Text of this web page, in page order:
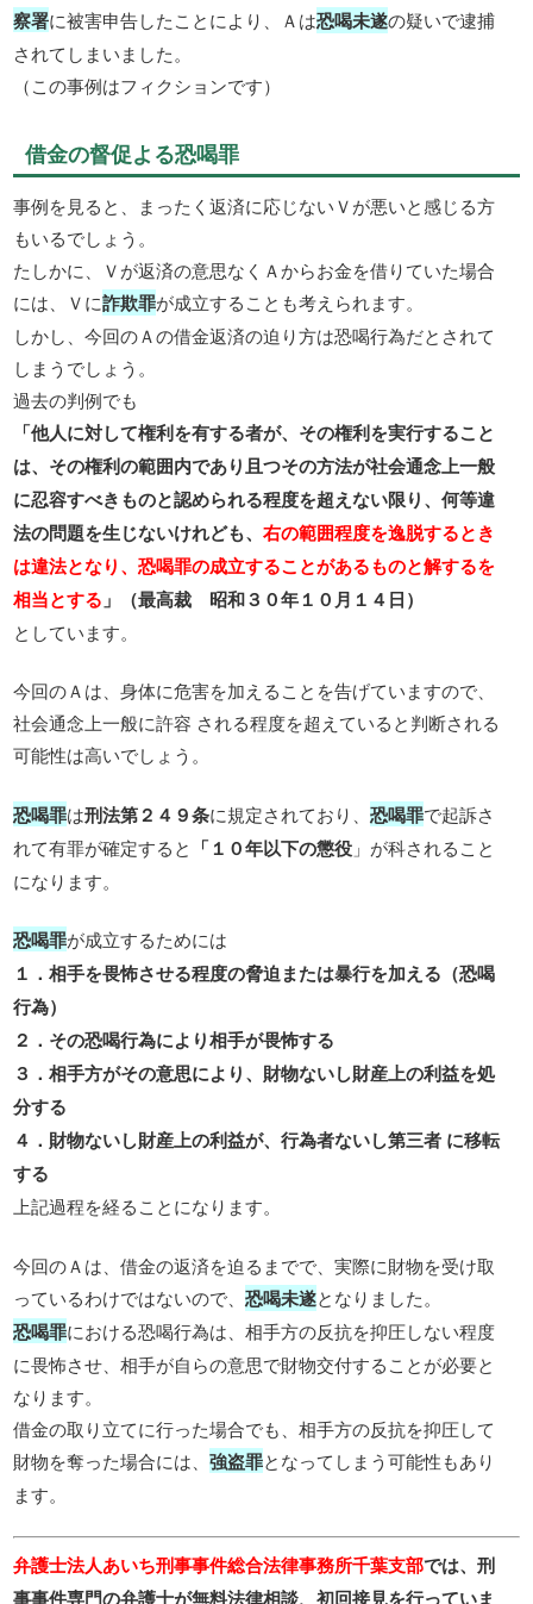
察署に被害申告したことにより、Ａは恐喝未遂の疑いで逮捕
されてしまいました。
（この事例はフィクションです）
借金の督促よる恐喝罪
事例を見ると、まったく返済に応じないＶが悪いと感じる方
もいるでしょう。
たしかに、Ｖが返済の意思なくＡからお金を借りていた場合
には、Ｖに詐欺罪が成立することも考えられます。
しかし、今回のＡの借金返済の迫り方は恐喝行為だとされて
しまうでしょう。
過去の判例でも
「他人に対して権利を有する者が、その権利を実行すること
は、その権利の範囲内であり且つその方法が社会通念上一般
に忍容すべきものと認められる程度を超えない限り、何等違
法の問題を生じないけれども、右の範囲程度を逸脱するとき
は違法となり、恐喝罪の成立することがあるものと解するを
相当とする 」（最高裁 昭和３０年１０月１４日）
としています。
今回のＡは、身体に危害を加えることを告げていますので、
社会通念上一般に許容 される程度を超えていると判断される
可能性は高いでしょう。
恐喝罪は刑法第２４９条に規定されており、恐喝罪で起訴さ
れて有罪が確定すると 「１０年以下の懲役 」が科されること
になります。
恐喝罪が成立するためには
１．相手を畏怖させる程度の脅迫または暴行を加える（恐喝
行為）
２．その恐喝行為により相手が畏怖する
３．相手方がその意思により、財物ないし財産上の利益を処
分する
４．財物ないし財産上の利益が、行為者ないし第三者 に移転
する
上記過程を経ることになります。
今回のＡは、借金の返済を迫るまでで、実際に財物を受け取
っているわけではないので、恐喝未遂となりました。
恐喝罪における恐喝行為は、相手方の反抗を抑圧しない程度
に畏怖させ、相手が自らの意思で財物交付することが必要と
なります。
借金の取り立てに行った場合でも、相手方の反抗を抑圧して
財物を奪った場合には、強盗罪となってしまう可能性もあり
ます。
弁護士法人あいち刑事事件総合法律事務所千葉支部では、刑
事事件専門の弁護士が無料法律相談、初回接見を行っていま